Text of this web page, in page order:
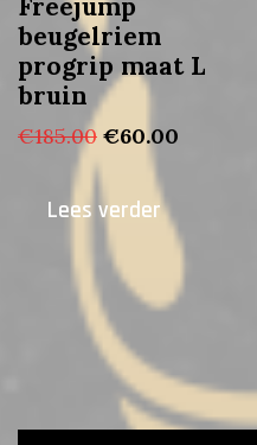
beugelriem
progrip maat L
bruin
€185.00 Oorspronkelijke
€185.00.
€60.00
Lees verder